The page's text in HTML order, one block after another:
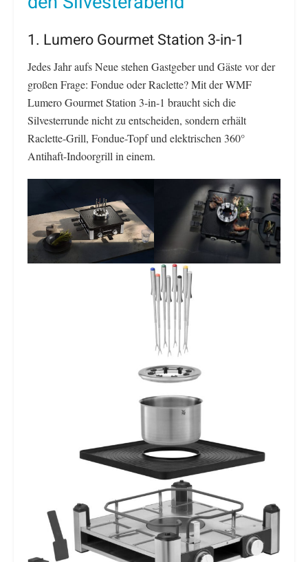
1. Lumero Gourmet Station 3-in-1
Jedes Jahr aufs Neue stehen Gastgeber und Gäste vor der
großen Frage: Fondue oder Raclette? Mit der WMF
Lumero Gourmet Station 3-in-1 braucht sich die
Silvesterrunde nicht zu entscheiden, sondern erhält
Raclette-Grill, Fondue-Topf und elektrischen 360°
Antihaft-Indoorgrill in einem.